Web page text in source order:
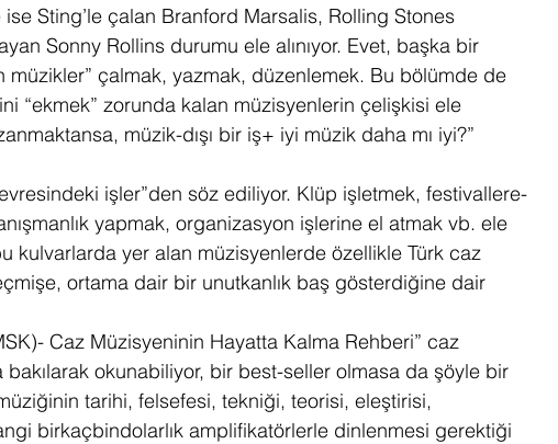
Sting’le çalan Branford Marsalis, Rolling Stones
Sonny Rollins durumu ele alınıyor. Evet, başka bir
çalmak, yazmak, düzenlemek. Bu bölümde de
“ekmek” zorunda kalan müzisyenlerin çelişkisi ele
müzik-dışı bir iş+ iyi müzik daha mı iyi?”
işler”den söz ediliyor. Klüp işletmek, festivallere-
yapmak, organizasyon işlerine el atmak vb. ele
kulvarlarda yer alan müzisyenlerde özellikle Türk caz
ortama dair bir unutkanlık baş gösterdiğine dair
Caz Müzisyeninin Hayatta Kalma Rehberi” caz
bakılarak okunabiliyor, bir best-seller olmasa da şöyle bir
tarihi, felsefesi, tekniği, teorisi, eleştirisi,
birkaçbindolarlık amplifikatörlerle dinlenmesi gerektiği